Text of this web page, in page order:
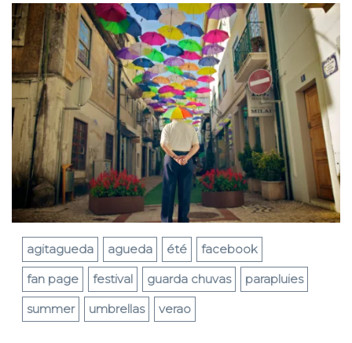
agitagueda agueda été
facebook
fan page
festival guarda chuvas
parapluies
summer
umbrellas verao